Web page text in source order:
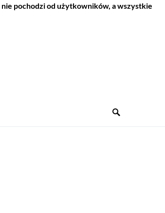
pochodzi od użytkowników, a wszystkie